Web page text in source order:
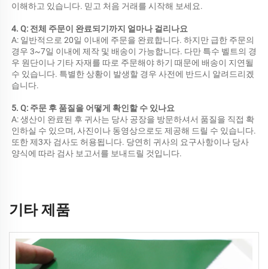
이해하고 있습니다. 믿고 처음 거래를 시작해 보세요.
4. Q: 전체 주문이 완료되기까지 얼마나 걸리나요
A: 일반적으로 20일 이내에 주문을 완료합니다. 하지만 급한 주문의
경우 3~7일 이내에 제작 및 배송이 가능합니다. 다만 특수 벨트의 경
우 원단이나 기타 자재를 따로 주문해야 하기 때문에 배송이 지연될
수 있습니다. 특별한 상황이 발생할 경우 사전에 반드시 알려드리겠
습니다.
5. Q: 주문 후 품질을 어떻게 확인할 수 있나요
A: 생산이 완료된 후 귀사는 당사 공장을 방문하셔서 품질을 직접 확
인하실 수 있으며, 사진이나 동영상으로도 제공해 드릴 수 있습니다.
또한 제3자 검사도 허용됩니다. 당연히 귀사의 요구사항이나 당사
양식에 따라 검사 보고서를 보내드릴 것입니다.
기타 제품